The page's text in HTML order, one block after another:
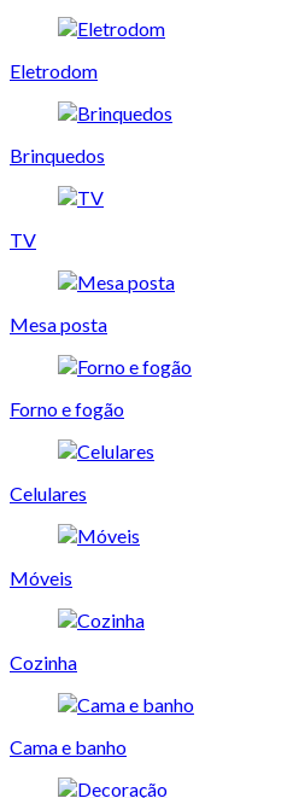
Eletrodom
Brinquedos
TV
Mesa posta
Forno e fogão
Celulares
Móveis
Cozinha
Cama e banho